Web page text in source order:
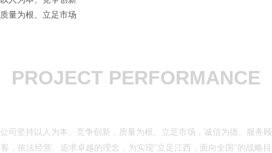
质量为根、立足市场
PROJECT PERFORMANCE
公司坚持以人为本、竞争创新，质量为根、立足市场，诚信为德、服务顾
客，依法经营、追求卓越的理念，为实现"立足江西，面向全国"的战略目